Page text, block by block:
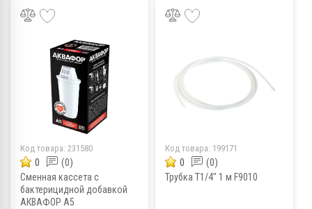
Код товара: 231580
0 (0)
Сменная кассета с
бактерицидной добавкой
АКВАФОР А5
Код товара: 199171
0 (0)
Трубка Т1/4" 1 м F9010